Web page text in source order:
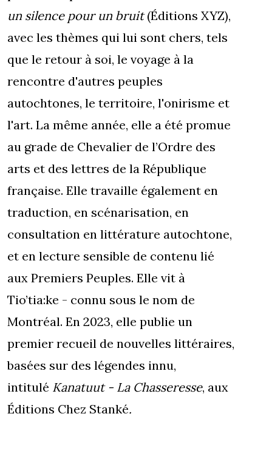
un silence pour un bruit(Éditions XYZ),
avec les thèmes qui lui sont chers, tels
que le retour à soi, le voyage à la
rencontre d'autres peuples
autochtones, le territoire, l'onirisme et
l'art. La même année, elle a été promue
au grade de Chevalier de l’Ordre des
arts et des lettres de la République
française. Elle travaille également en
traduction, en scénarisation, en
consultation en littérature autochtone,
et en lecture sensible de contenu lié
aux Premiers Peuples. Elle vit à
Tio’tia:ke - connu sous le nom de
Montréal. En 2023, elle publie un
premier recueil de nouvelles littéraires,
basées sur des légendes innu,
intitulé Kanatuut - La Chasseresse, aux
Éditions Chez Stanké.